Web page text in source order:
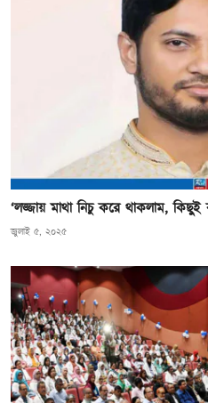
‘লজ্জায় মাথা নিচু করে থাকলাম, কিছুই
জুলাই ৫, ২০২৫